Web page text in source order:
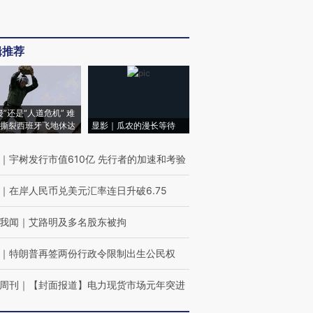
荐
”还是“人道危机” 难
裂西班牙飞地休达
显影｜瓜农的漫长等待
｜ 宇树发行市值610亿 先行者的加速和考验
｜ 在岸人民币兑美元汇率连日升破6.75
闻 ｜ 艾路明及多名股东被拘
｜ 特朗普再签两份行政令限制出生公民权
刊 ｜ 【封面报道】电力现货市场元年突进